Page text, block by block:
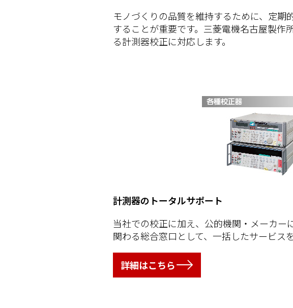
モノづくりの品質を維持するために、定
することが重要です。三菱電機名古屋製
る計測器校正に対応します。
計測器のトータルサポート
当社での校正に加え、公的機関・メーカ
関わる総合窓口として、一括したサービス
詳細はこちら